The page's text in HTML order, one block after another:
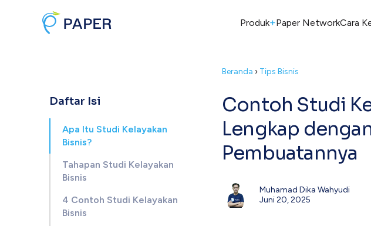
Produk+Paper NetworkCara
Daftar Isi
Apa Itu Studi Kelayakan
Bisnis?
Tahapan Studi Kelayakan
Bisnis
4 Contoh Studi Kelayakan
Bisnis
Beranda › Tips Bisnis
Contoh Studi
Lengkap
Pembuatannya
Muhamad Dika Wahyudi
Juni 20, 2025